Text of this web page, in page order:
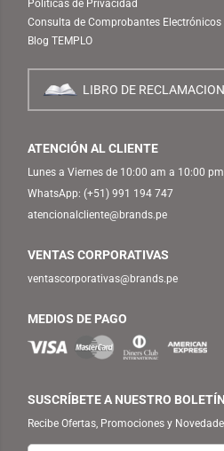
Políticas de Privacidad
Consulta de Comprobantes Electrónicos
Blog TEMPLO
LIBRO DE
ATENCIÓN AL CLIENTE
Lunes a Viernes de 10:00 am a 10:00 pm
WhatsApp: (+51) 991 194 747
atencionalcliente@brands.pe
VENTAS CORPORATIVAS
ventascorporativas@brands.pe
MEDIOS DE PAGO
SUSCRÍBETE A NUESTRO BOLETÍN
Recibe Ofertas, Promociones y